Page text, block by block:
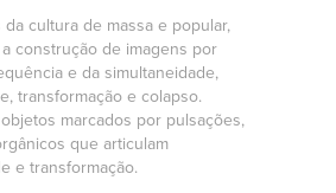
cultura de massa e popular,
construção de imagens por
e da simultaneidade,
transformação e colapso.
marcados por pulsações,
que articulam
e transformação.